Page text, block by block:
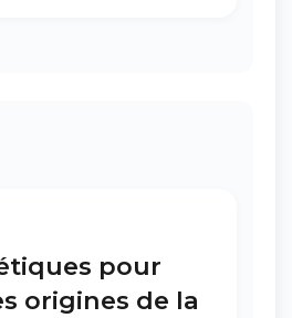
pour
origines de la